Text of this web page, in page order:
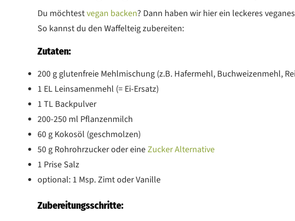
Du möchtestvegan backen? Dann haben wir hier ein leckeres
So kannst du den Waffelteig zubereiten:
Zutaten:
200 g glutenfreie Mehlmischung (z.B. Hafermehl, Buchweizenmehl,
1 EL Leinsamenmehl (= Ei-Ersatz)
1 TL Backpulver
200-250 ml Pflanzenmilch
60 g Kokosöl (geschmolzen)
50 g Rohrohrzucker oder eineZucker Alternative
1 Prise Salz
optional: 1 Msp. Zimt oder Vanille
Zubereitungsschritte: